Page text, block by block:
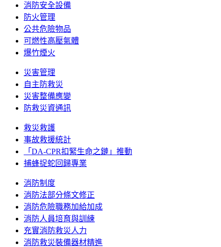
消防安全設備
防火管理
公共危險物品
可燃性高壓氣體
爆竹煙火
災害管理
自主防救災
災害整備應變
防救災資通訊
救災救護
事故救援統計
「DA-CPR扣緊生命之鏈」推動
捕蜂捉蛇回歸專業
消防制度
消防法部分條文修正
消防危險職務加給加成
消防人員培育與訓練
充實消防救災人力
消防救災裝備器材精進